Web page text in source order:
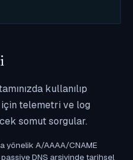
kullanılıp
için telemetri ve log
somut sorgular.
yönelik A/AAAA/CNAME
DNS arşivinde tarihsel